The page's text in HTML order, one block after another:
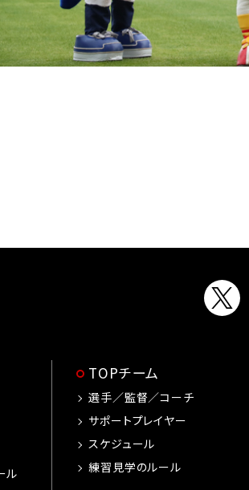
ル
TOPチーム
選手／監督／コーチ
サポートプレイヤー
スケジュール
練習見学のルール